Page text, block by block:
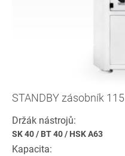
STANDBY zásobník 115
Držák nástrojů:
SK 40/ BT 40/ HSK A63
Kapacita: